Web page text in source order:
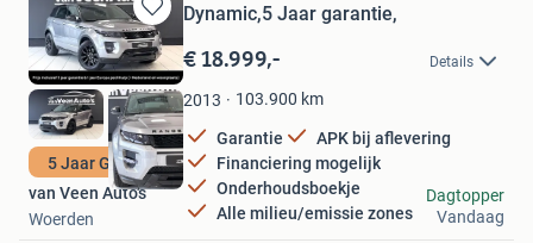
Bewaren
in
Mijn
Favorieten
5 Jaar Garantie
Dynamic,5 Jaar garantie,
€ 18.999,- Details
2013 103.900 km
Garantie
APK bij aflevering
Financiering mogelijk
Onderhoudsboekje
Alle milieu/emissie zones
van Veen Auto's
Woerden
Dagtopper
Vandaag